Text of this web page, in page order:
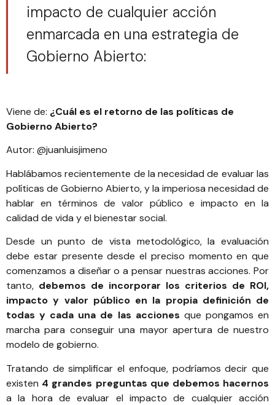
impacto de cualquier acción
enmarcada en una estrategia de
Gobierno Abierto:
Viene de: ¿Cuál es el retorno de las políticas de
Gobierno Abierto?
Autor: @juanluisjimeno
Hablábamos recientemente de la necesidad de evaluar las
políticas de Gobierno Abierto, y la imperiosa necesidad de
hablar en términos de valor público e impacto en la
calidad de vida y el bienestar social.
Desde un punto de vista metodológico, la evaluación
debe estar presente desde el preciso momento en que
comenzamos a diseñar o a pensar nuestras acciones. Por
tanto, debemos de incorporar los criterios de ROI,
impacto y valor público en la propia definición de
todas y cada una de las acciones que pongamos en
marcha para conseguir una mayor apertura de nuestro
modelo de gobierno.
Tratando de simplificar el enfoque, podríamos decir que
existen 4 grandes preguntas que debemos hacernos
a la hora de evaluar el impacto de cualquier acción